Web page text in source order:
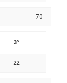
70
3º
22